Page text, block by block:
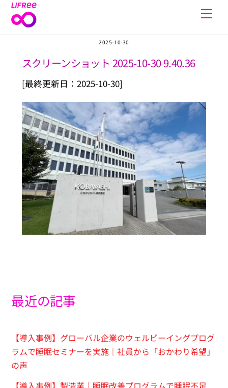
Skip
2025-10-30
スクリーンショット 2025-10-30 9.40.36
[最終更新日：2025-10-30]
最近の記事
【導入事例】グローバル企業のウェルビーイングプログ
ラムで睡眠セミナーを実施｜社員から「おかわり希望」
の声